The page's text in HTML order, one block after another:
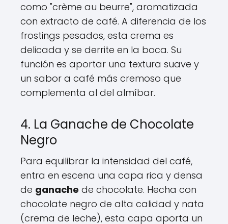
como "crème au beurre", aromatizada
con extracto de café. A diferencia de los
frostings pesados, esta crema es
delicada y se derrite en la boca. Su
función es aportar una textura suave y
un sabor a café más cremoso que
complementa al del almíbar.
4. La Ganache de Chocolate
Negro
Para equilibrar la intensidad del café,
entra en escena una capa rica y densa
de ganache de chocolate. Hecha con
chocolate negro de alta calidad y nata
(crema de leche), esta capa aporta un